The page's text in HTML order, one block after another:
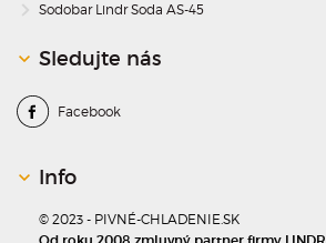
Sodobar Lindr Soda AS-45
Sledujte nás
Facebook
Info
© 2023 - PIVNÉ-CHLADENIE.SK